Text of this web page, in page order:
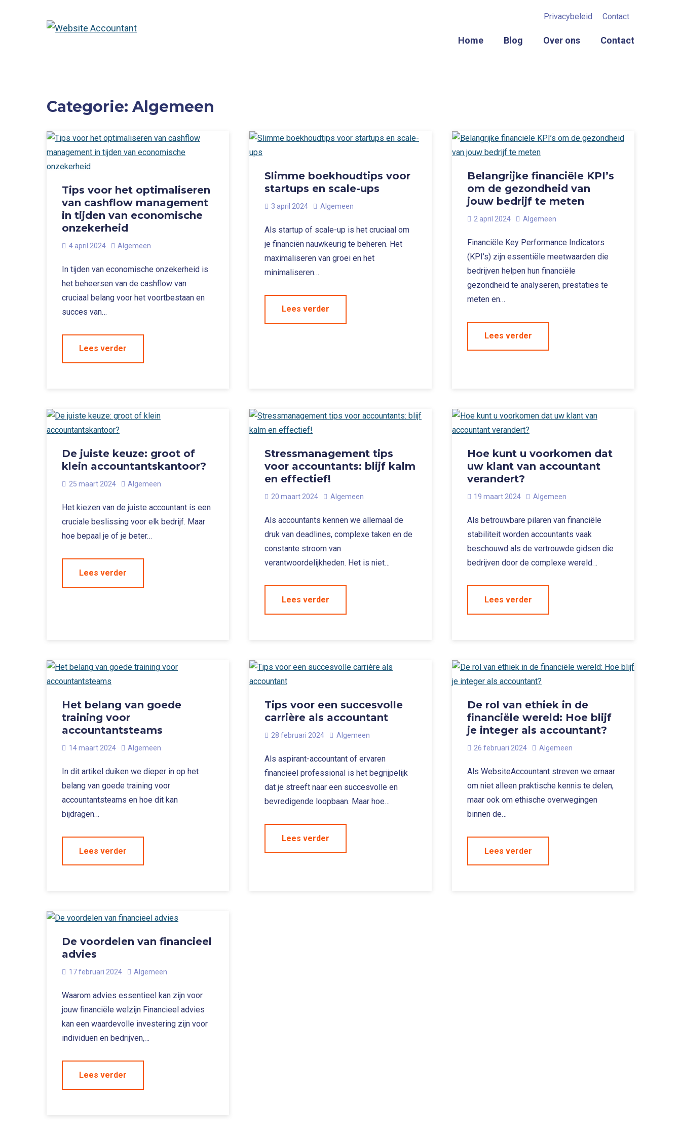
Home Blog Over ons Contact
Privacybeleid Contact
Categorie: Algemeen
Tips voor het optimaliseren
van cashflow management
in tijden van economische
onzekerheid
4 april 2024 Algemeen
In tijden van economische onzekerheid is
het beheersen van de cashflow van
cruciaal belang voor het voortbestaan en
succes van…
Lees verder
Slimme boekhoudtips voor
startups en scale-ups
3 april 2024 Algemeen
Als startup of scale-up is het cruciaal om
je financiën nauwkeurig te beheren. Het
maximaliseren van groei en het
minimaliseren…
Lees verder
Belangrijke financiële KPI’s
om de gezondheid van
jouw bedrijf te meten
2 april 2024 Algemeen
Financiële Key Performance Indicators
(KPI’s) zijn essentiële meetwaarden die
bedrijven helpen hun financiële
gezondheid te analyseren, prestaties te
meten en…
Lees verder
De juiste keuze: groot of
klein accountantskantoor?
25 maart 2024 Algemeen
Het kiezen van de juiste accountant is een
cruciale beslissing voor elk bedrijf. Maar
hoe bepaal je of je beter…
Lees verder
Stressmanagement tips
voor accountants: blijf kalm
en effectief!
20 maart 2024 Algemeen
Als accountants kennen we allemaal de
druk van deadlines, complexe taken en de
constante stroom van
verantwoordelijkheden. Het is niet…
Lees verder
Hoe kunt u voorkomen dat
uw klant van accountant
verandert?
19 maart 2024 Algemeen
Als betrouwbare pilaren van financiële
stabiliteit worden accountants vaak
beschouwd als de vertrouwde gidsen die
bedrijven door de complexe wereld…
Lees verder
Het belang van goede
training voor
accountantsteams
14 maart 2024 Algemeen
In dit artikel duiken we dieper in op het
belang van goede training voor
accountantsteams en hoe dit kan
bijdragen…
Lees verder
Tips voor een succesvolle
carrière als accountant
28 februari 2024 Algemeen
Als aspirant-accountant of ervaren
financieel professional is het begrijpelijk
dat je streeft naar een succesvolle en
bevredigende loopbaan. Maar hoe…
Lees verder
De rol van ethiek in de
financiële wereld: Hoe blijf
je integer als accountant?
26 februari 2024 Algemeen
Als WebsiteAccountant streven we ernaar
om niet alleen praktische kennis te delen,
maar ook om ethische overwegingen
binnen de…
Lees verder
De voordelen van financieel
advies
17 februari 2024 Algemeen
Waarom advies essentieel kan zijn voor
jouw financiële welzijn Financieel advies
kan een waardevolle investering zijn voor
individuen en bedrijven,…
Lees verder